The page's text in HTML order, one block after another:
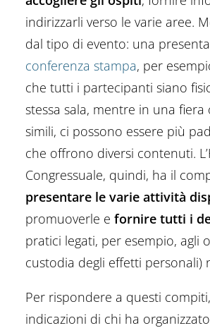
indirizzarli verso le varie aree.
dal tipo di evento: una
conferenza stampa, per
che tutti i partecipanti siano
stessa sala, mentre in una fiera
simili, ci possono essere più
che offrono diversi contenuti.
Congressuale, quindi, ha il
presentare le varie attività
promuoverle e fornire tutti i
pratici legati, per esempio, agli
custodia degli effetti personali)
Per rispondere a questi
indicazioni di chi ha organizzato